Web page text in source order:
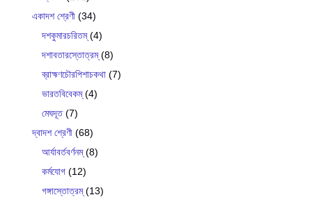
একাদশ শ্রেণী (34)
দশকুমারচরিতম্(4)
দশাবতারস্তোত্রম্(8)
ব্রাহ্মণচৌরপিশাচকথা (7)
ভারতবিবেকম্(4)
মেঘদূত(7)
দ্বাদশ শ্রেণী (68)
আর্যাবর্তবর্ণনম্(8)
কর্মযোগ (12)
গঙ্গাস্তোত্রম্(13)